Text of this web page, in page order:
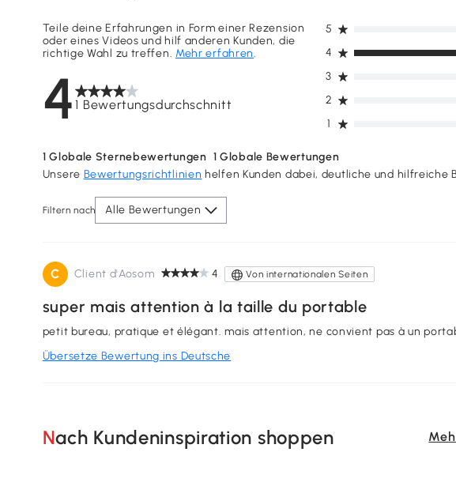
41 Bewertungsdurchschnitt
Teile deine Erfahrungen in Form einer Rezension
oder eines Videos und hilf anderen Kunden, die
richtige Wahl zu treffen. Mehr erfahren.
1
2
3
4
5
1 Globale Sternebewertungen 1 Globale Bewertungen
Unsere Bewertungsrichtlinien helfen Kunden dabei, deutliche und hilfreiche
Filtern nach Alle Bewertungen
C Client d'Aosom 4 Von internationalen Seiten
super mais attention à la taille du portable
petit bureau, pratique et élégant. mais attention, ne convient pas à un
Übersetze Bewertung ins Deutsche
Nach Kundeninspiration shoppen